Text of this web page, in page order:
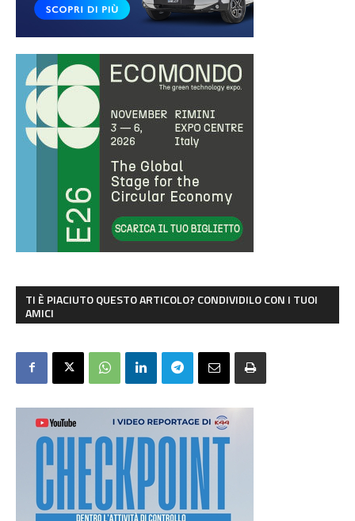
TI È PIACIUTO QUESTO ARTICOLO? CONDIVIDILO CON I TUOI
AMICI